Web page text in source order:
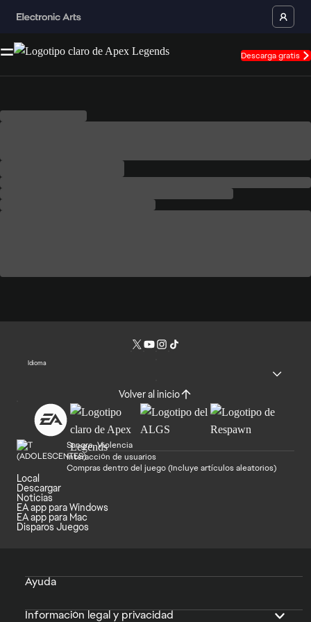
Descarga gratis
Idioma
Volver al inicio
Sangre, Violencia
Interacción de usuarios
Compras dentro del juego (Incluye artículos aleatorios)
Local
Descargar
Noticias
EA app para Windows
EA app para Mac
Disparos Juegos
Ayuda
Información legal y privacidad